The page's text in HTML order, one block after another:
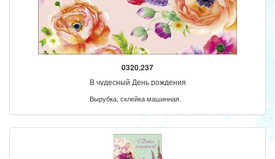
0320.237
В чудесный День рождения
Вырубка, склейка машинная.